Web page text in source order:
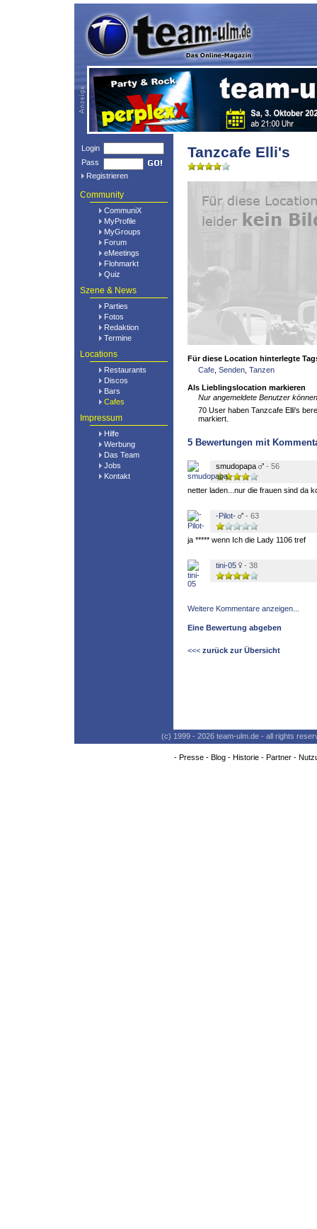
Login
Pass
Registrieren
Community
CommuniX
MyProfile
MyGroups
Forum
eMeetings
Flohmarkt
Quiz
Szene & News
Parties
Fotos
Redaktion
Termine
Locations
Restaurants
Discos
Bars
Cafes
Impressum
Hilfe
Werbung
Das Team
Jobs
Kontakt
Tanzcafe Elli's
Für diese Location hinterlegte
Cafe Senden Tanzen
Als Lieblingslocation markieren
Nur angemeldete Benutzer
70 User haben Tanzcafe Elli's
markiert.
5 Bewertungen mit
smudopapa - 56
netter laden...nur die frauen sind da
-Pilot- - 63
ja ***** wenn Ich die Lady 1106 tref
tini-05 - 38
Weitere Kommentare anzeigen...
Eine Bewertung abgeben
<<< zurück zur Übersicht
(c) 1999 - 2026 team-ulm.de - all rights
- Presse- Blog- Historie- Partner-